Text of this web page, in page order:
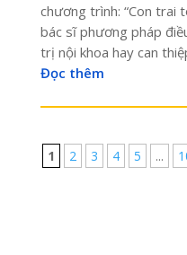
chương trình: “Con trai
bác sĩ phương pháp
trị nội khoa hay can
Đọc thêm
1 2 3 4 5 ...